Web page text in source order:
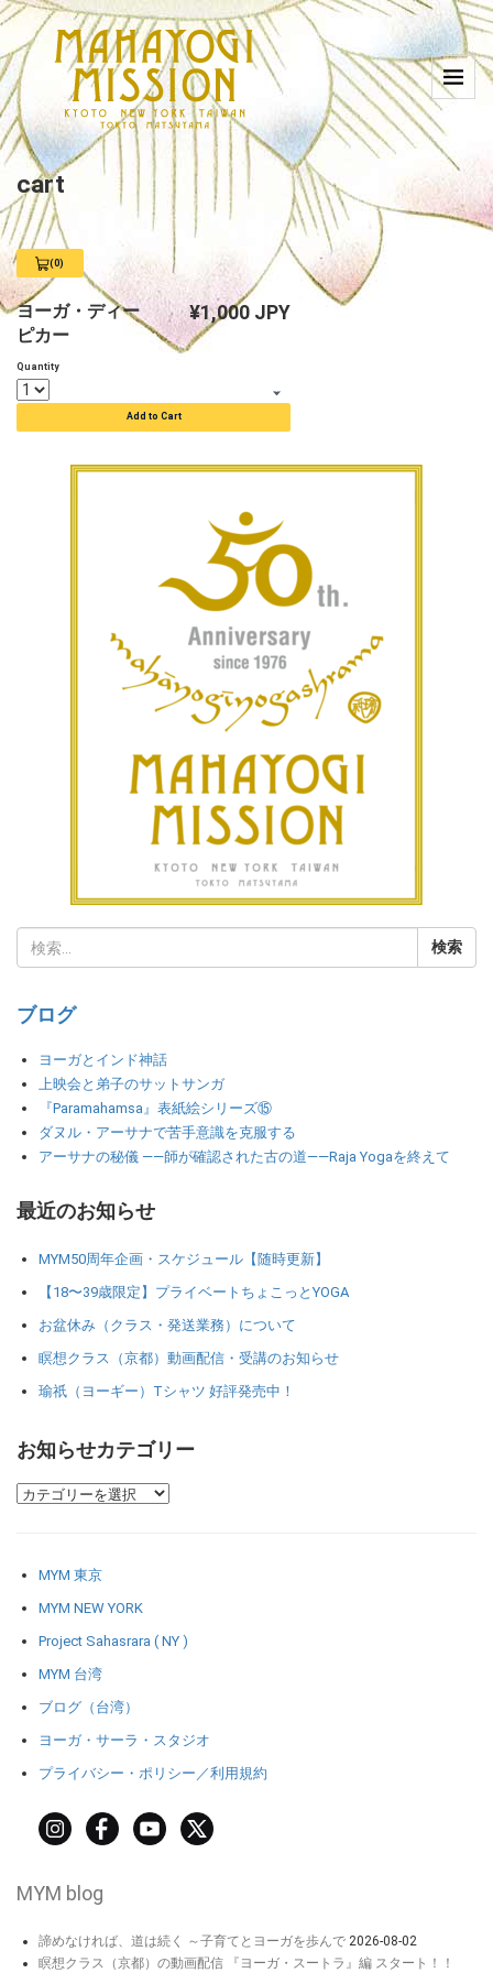
cart
(0)
View
Cart
0
ヨーガ・ディー
ピカー
¥1,000 JPY
Quantity
Add to Cart
ブログ
ヨーガとインド神話
上映会と弟子のサットサンガ
『Paramahamsa』表紙絵シリーズ⑮
ダヌル・アーサナで苦手意識を克服する
アーサナの秘儀 ――師が確認された古の道――Raja Yogaを終えて
最近のお知らせ
MYM50周年企画・スケジュール【随時更新】
【18〜39歳限定】プライベートちょこっとYOGA
お盆休み（クラス・発送業務）について
瞑想クラス（京都）動画配信・受講のお知らせ
瑜祇（ヨーギー）Tシャツ 好評発売中！
お知らせカテゴリー
MYM 東京
MYM NEW YORK
Project Sahasrara ( NY )
MYM 台湾
ブログ（台湾）
ヨーガ・サーラ・スタジオ
プライバシー・ポリシー／利用規約
MYM blog
諦めなければ、道は続く ～子育てとヨーガを歩んで 2026-08-02
瞑想クラス（京都）の動画配信 『ヨーガ・スートラ』編 スタート！！